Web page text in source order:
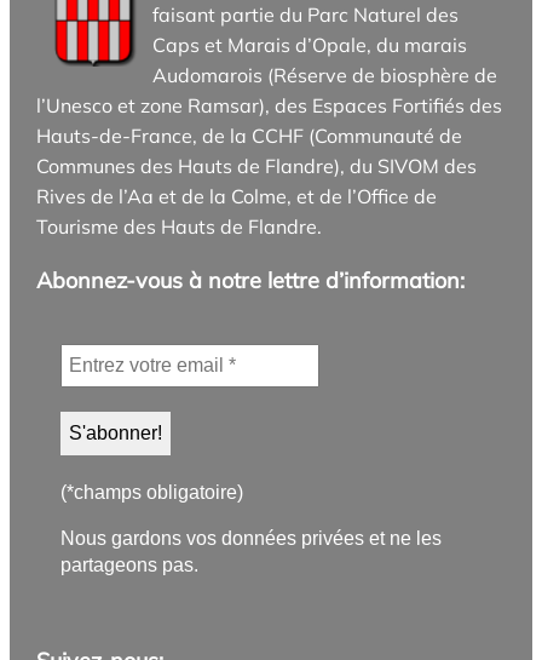
faisant partie du Parc Naturel des
Caps et Marais d’Opale, du marais
Audomarois (Réserve de biosphère de
l’Unesco et zone Ramsar), des Espaces Fortifiés des
Hauts-de-France, de la CCHF (Communauté de
Communes des Hauts de Flandre), du SIVOM des
Rives de l’Aa et de la Colme, et de l’Office de
Tourisme des Hauts de Flandre.
Abonnez-vous à notre lettre d’information:
(*champs obligatoire)
Nous gardons vos données privées et ne les
partageons pas.